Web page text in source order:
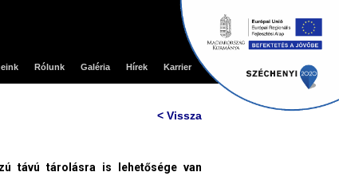
Rólunk Galéria Hírek Karrier Kapcsolat
< Vissza
távú tárolásra is lehetősége van